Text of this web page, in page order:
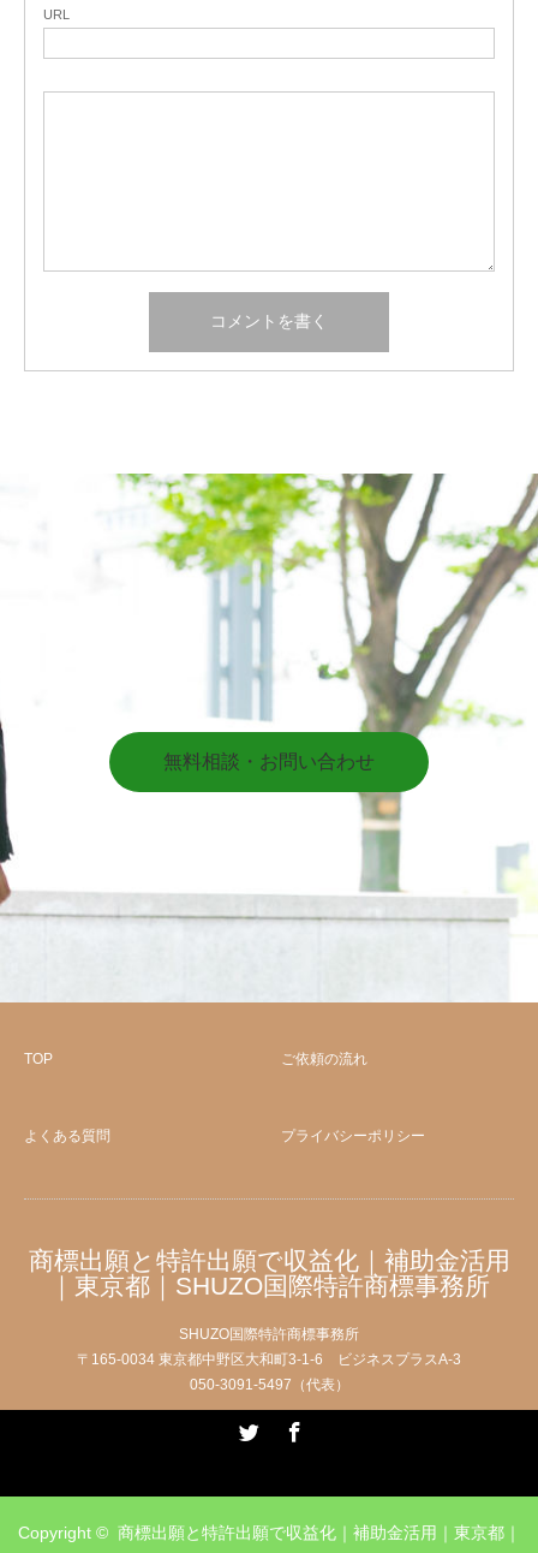
URL
無料相談・お問い合わせ
TOP ご依頼の流れ
よくある質問 プライバシーポリシー
商標出願と特許出願で収益化｜補助金活用
｜東京都｜SHUZO国際特許商標事務所
SHUZO国際特許商標事務所
〒165-0034 東京都中野区大和町3-1-6 ビジネスプラスA-3
050-3091-5497（代表）
Copyright © 商標出願と特許出願で収益化｜補助金活用｜東京都｜